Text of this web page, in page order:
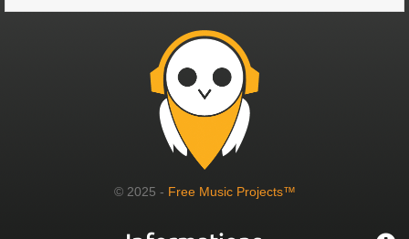
© 2025 - Free Music Projects™